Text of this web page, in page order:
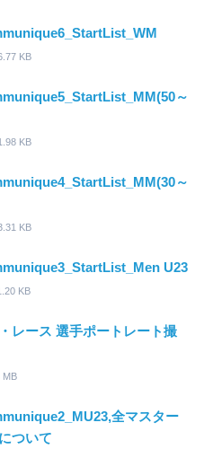
KB
～
KB
～
KB
U23
KB
レース 選手ポートレート撮
全マスター
ついて